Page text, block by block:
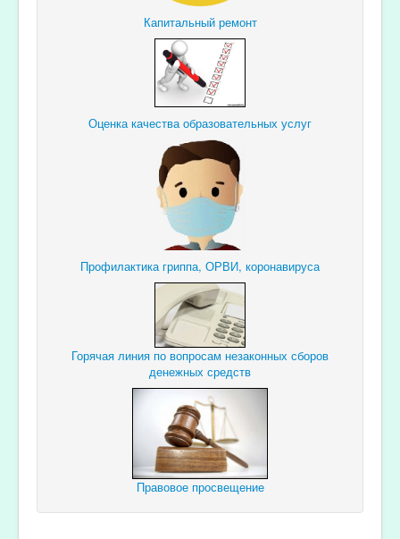
Капитальный ремонт
Оценка качества образовательных услуг
Профилактика гриппа, ОРВИ, коронавируса
Горячая линия по вопросам незаконных сборов
денежных средств
Правовое просвещение